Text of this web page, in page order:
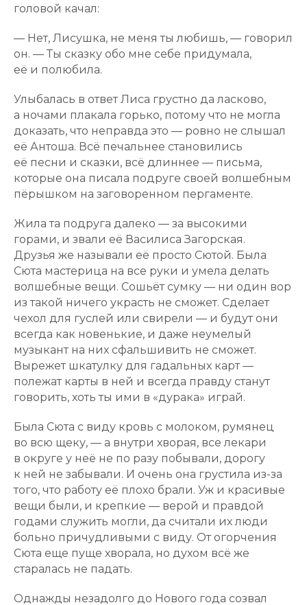
головой качал:
— Нет, Лисушка, не меня ты любишь, — говорил
он. — Ты сказку обо мне себе придумала,
её и полюбила.
Улыбалась в ответ Лиса грустно да ласково,
а ночами плакала горько, потому что не могла
доказать, что неправда это — ровно не слышал
её Антоша. Всё печальнее становились
её песни и сказки, всё длиннее — письма,
которые она писала подруге своей волшебным
пёрышком на заговоренном пергаменте.
Жила та подруга далеко — за высокими
горами, и звали её Василиса Загорская.
Друзья же называли её просто Сютой. Была
Сюта мастерица на все руки и умела делать
волшебные вещи. Сошьёт сумку — ни один вор
из такой ничего украсть не сможет. Сделает
чехол для гуслей или свирели — и будут они
всегда как новенькие, и даже неумелый
музыкант на них сфальшивить не сможет.
Вырежет шкатулку для гадальных карт —
полежат карты в ней и всегда правду станут
говорить, хоть ты ими в «дурака» играй.
Была Сюта с виду кровь с молоком, румянец
во всю щеку, — а внутри хворая, все лекари
в округе у неё не по разу побывали, дорогу
к ней не забывали. И очень она грустила из-за
того, что работу её плохо брали. Уж и красивые
вещи были, и крепкие — верой и правдой
годами служить могли, да считали их люди
больно причудливыми с виду. От огорчения
Сюта еще пуще хворала, но духом всё же
старалась не падать.
Однажды незадолго до Нового года созвал